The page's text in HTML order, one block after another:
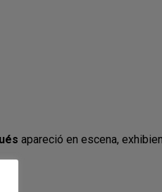
apareció en escena,